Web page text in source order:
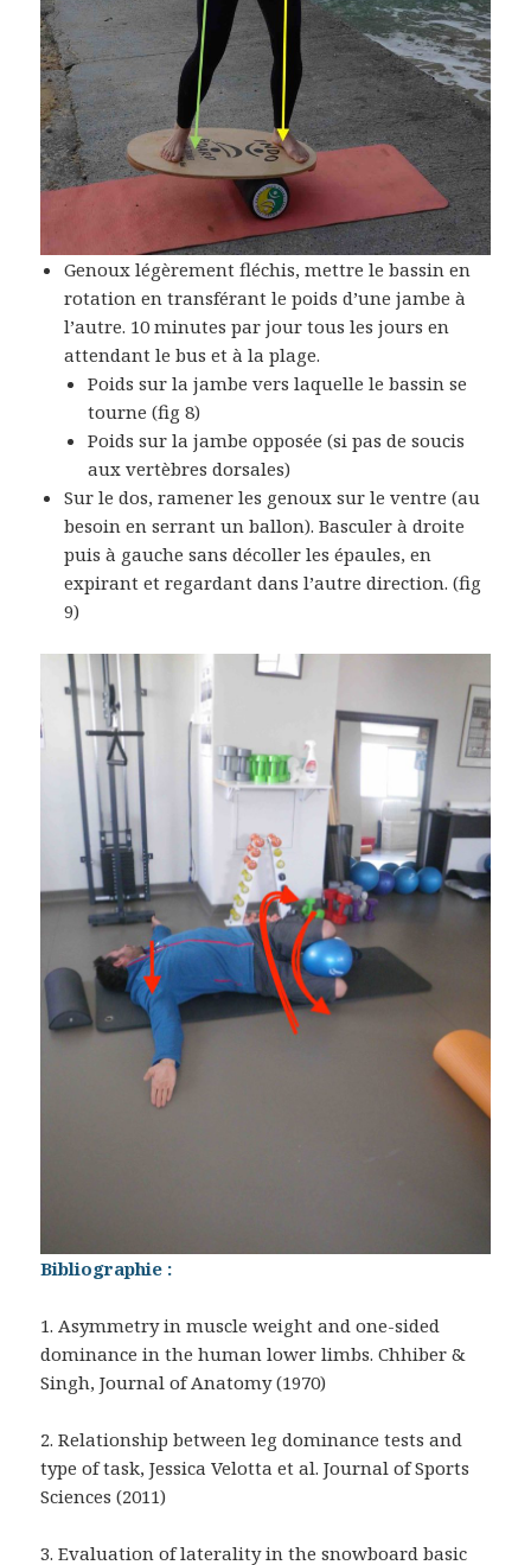
Genoux légèrement fléchis, mettre le bassin en
rotation en transférant le poids d’une jambe à
l’autre. 10 minutes par jour tous les jours en
attendant le bus et à la plage.
Poids sur la jambe vers laquelle le bassin se
tourne (fig 8)
Poids sur la jambe opposée (si pas de soucis
aux vertèbres dorsales)
Sur le dos, ramener les genoux sur le ventre (au
besoin en serrant un ballon). Basculer à droite
puis à gauche sans décoller les épaules, en
expirant et regardant dans l’autre direction. (fig
9)
Bibliographie :
1. Asymmetry in muscle weight and one-sided
dominance in the human lower limbs. Chhiber &
Singh, Journal of Anatomy (1970)
2. Relationship between leg dominance tests and
type of task, Jessica Velotta et al. Journal of Sports
Sciences (2011)
3. Evaluation of laterality in the snowboard basic